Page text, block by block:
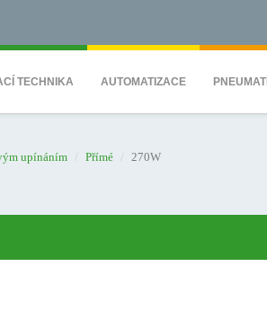
TECHNIKA AUTOMATIZACE
upínáním Přímé 270W